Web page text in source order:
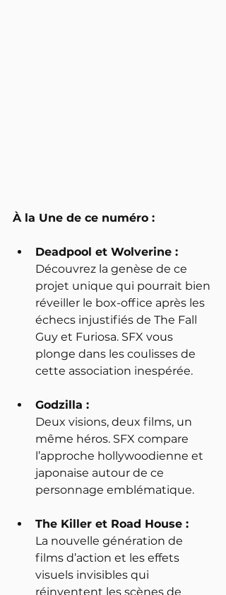
À la Une de ce numéro :
Deadpool et Wolverine :
Découvrez la genèse de ce
projet unique qui pourrait bien
réveiller le box-office après les
échecs injustifiés de The Fall
Guy et Furiosa. SFX vous
plonge dans les coulisses de
cette association inespérée.
Godzilla :
Deux visions, deux films, un
même héros. SFX compare
l’approche hollywoodienne et
japonaise autour de ce
personnage emblématique.
The Killer et Road House :
La nouvelle génération de
films d’action et les effets
visuels invisibles qui
réinventent les scènes de